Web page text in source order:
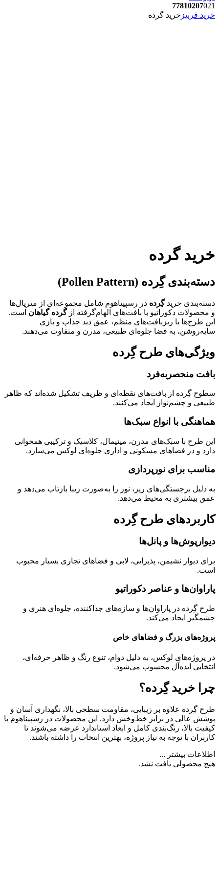
77810207021
خرید قرنیز خرید گرده
خرید گرده
دسته‌بندی گِرده (Pollen Pattern)
دسته‌بندی خریدگِرده در رسپیناهوم شامل مجموعه‌ای از متریال‌ها
و محصولات دکوراتیو با بافت‌های الهام‌گرفته ازگرده گیاهان است.
این طرح‌ها با ریزبافت‌های منظم، عمق دید جذاب و بازی
سایه‌روشن، به فضا جلوه‌ای طبیعی، مدرن و متفاوت می‌دهند.
ویژگی‌های طرح گِرده
بافت منحصربه‌فرد
سطوح گِرده از بافت‌های نقطه‌ای و ظریف تشکیل شده‌اند که ظاهر
طبیعی و چشم‌نواز ایجاد می‌کنند.
هماهنگی با انواع سبک‌ها
این طرح با سبک‌های مدرن، مینیمال، کلاسیک و ترکیبی همخوانی
دارد و در فضاهای مسکونی و اداری جلوه‌ای لوکس می‌سازد.
مناسب برای نورپردازی
به دلیل برجستگی‌های ریز، نور را به‌صورت زیبا بازتاب می‌دهد و
عمق بیشتری به محیط می‌دهد.
کاربردهای طرح گِرده
دیوارپوش‌ها و پانل‌ها
برای دیوار نشیمن، پذیرایی، لابی و فضاهای تجاری بسیار محبوب
است.
پاراوان‌ها و عناصر دکوراتیو
طرح گِرده در پاراوان‌ها و سازه‌های جداکننده، جلوه‌ای هنری و
چشمگیر ایجاد می‌کند.
پروژه‌های بزرگ و فضاهای خاص
در پروژه‌های لوکس، به دلیل دوام، تنوع رنگ و ظاهر حرفه‌ای،
انتخابی ایده‌آل محسوب می‌شود.
چرا خرید گِرده؟
طرح گِرده علاوه بر زیبایی، مقاومت سطحی بالا، نگهداری آسان و
پوشش عالی در برابر خط‌وخش دارد. این محصولات در رسپیناهوم با
کیفیت بالا، رنگ‌بندی کامل و ابعاد استاندارد عرضه می‌شوند تا
کاربران با توجه به نیاز پروژه، بهترین انتخاب را داشته باشند.
اطلاعات بیشتر ...
هیچ محصولی یافت نشد.